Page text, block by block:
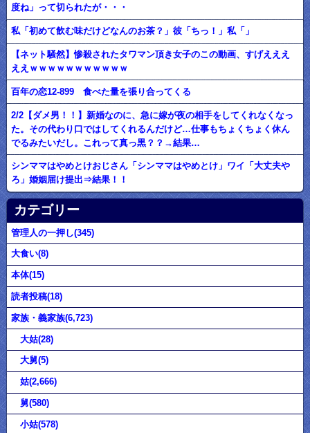
度ね」って切られたが・・・
私「初めて飲む味だけどなんのお茶？」彼「ちっ！」私「」
【ネット騒然】惨殺されたタワマン頂き女子のこの動画、すげえええ
ええｗｗｗｗｗｗｗｗｗｗｗ
百年の恋12-899 食べた量を張り合ってくる
2/2【ダメ男！！】新婚なのに、急に嫁が夜の相手をしてくれなくなっ
た。その代わり口ではしてくれるんだけど…仕事もちょくちょく休ん
でるみたいだし。これって真っ黒？？→結果…
シンママはやめとけおじさん「シンママはやめとけ」ワイ「大丈夫や
ろ」婚姻届け提出⇒結果！！
カテゴリー
管理人の一押し(345)
大食い(8)
本体(15)
読者投稿(18)
家族・義家族(6,723)
大姑(28)
大舅(5)
姑(2,666)
舅(580)
小姑(578)